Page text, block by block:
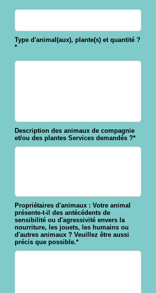
Type d'animal(aux), plante(s) et quantité ?
*
Description des animaux de compagnie
et/ou des plantes Services demandés ?*
Propriétaires d'animaux : Votre animal
présente-t-il des antécédents de
sensibilité ou d'agressivité envers la
nourriture, les jouets, les humains ou
d'autres animaux ? Veuillez être aussi
précis que possible.*